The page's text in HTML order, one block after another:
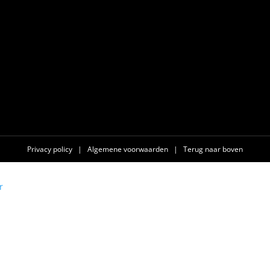
Privacy policy | Algemene voorwaarden | Terug naar boven